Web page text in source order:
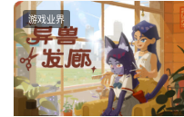
游戏业界